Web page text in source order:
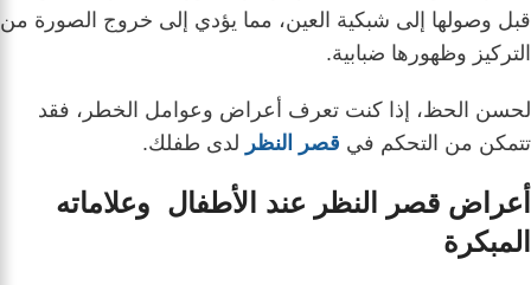
قبل وصولها إلى شبكية العين، مما يؤدي إلى خروج الصورة من
التركيز وظهورها ضبابية.
لحسن الحظ، إذا كنت تعرف أعراض وعوامل الخطر، فقد
تتمكن من التحكم في قصر النظر لدى طفلك.
أعراض قصر النظر عند الأطفال وعلاماته
المبكرة